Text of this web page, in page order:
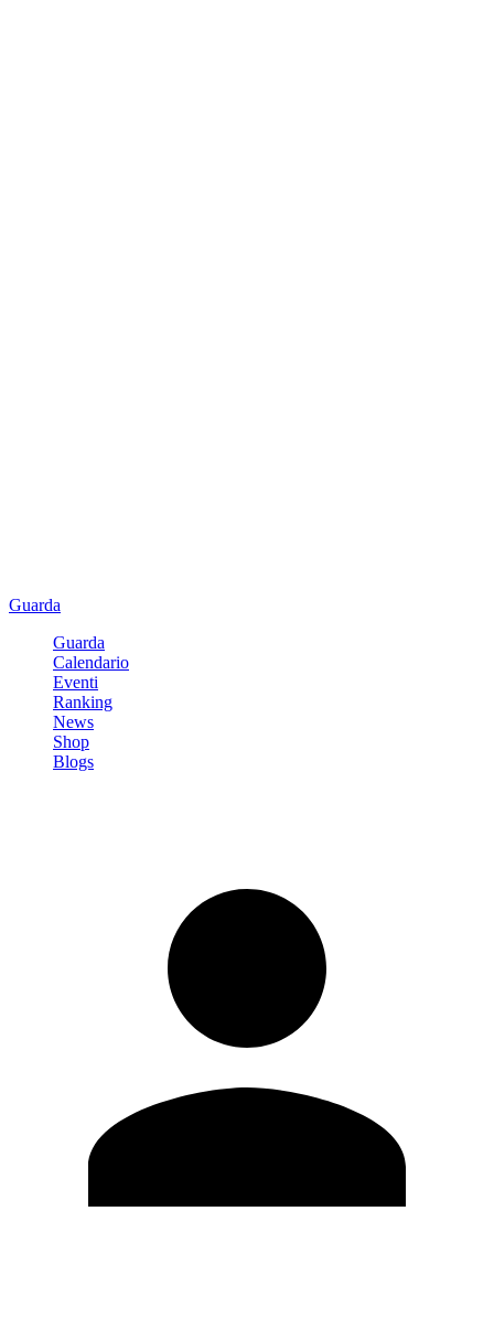
Guarda
Guarda
Calendario
Eventi
Ranking
News
Shop
Blogs